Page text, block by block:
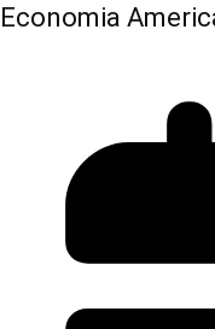
Economia